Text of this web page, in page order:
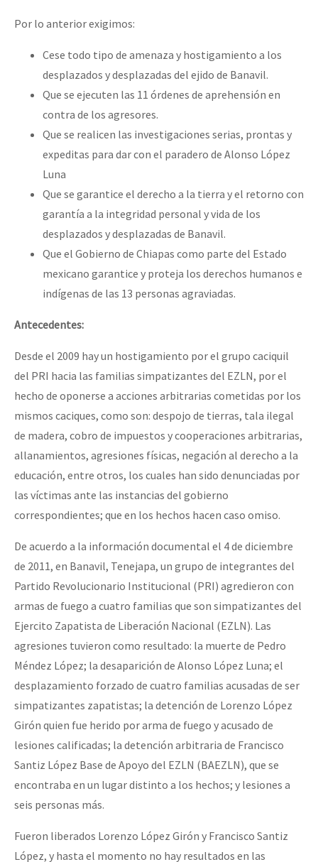
Por lo anterior exigimos:
Cese todo tipo de amenaza y hostigamiento a los
desplazados y desplazadas del ejido de Banavil.
Que se ejecuten las 11 órdenes de aprehensión en
contra de los agresores.
Que se realicen las investigaciones serias, prontas y
expeditas para dar con el paradero de Alonso López
Luna
Que se garantice el derecho a la tierra y el retorno con
garantía a la integridad personal y vida de los
desplazados y desplazadas de Banavil.
Que el Gobierno de Chiapas como parte del Estado
mexicano garantice y proteja los derechos humanos e
indígenas de las 13 personas agraviadas.
Antecedentes:
Desde el 2009 hay un hostigamiento por el grupo caciquil
del PRI hacia las familias simpatizantes del EZLN, por el
hecho de oponerse a acciones arbitrarias cometidas por los
mismos caciques, como son: despojo de tierras, tala ilegal
de madera, cobro de impuestos y cooperaciones arbitrarias,
allanamientos, agresiones físicas, negación al derecho a la
educación, entre otros, los cuales han sido denunciadas por
las víctimas ante las instancias del gobierno
correspondientes; que en los hechos hacen caso omiso.
De acuerdo a la información documental el 4 de diciembre
de 2011, en Banavil, Tenejapa, un grupo de integrantes del
Partido Revolucionario Institucional (PRI) agredieron con
armas de fuego a cuatro familias que son simpatizantes del
Ejercito Zapatista de Liberación Nacional (EZLN). Las
agresiones tuvieron como resultado: la muerte de Pedro
Méndez López; la desaparición de Alonso López Luna; el
desplazamiento forzado de cuatro familias acusadas de ser
simpatizantes zapatistas; la detención de Lorenzo López
Girón quien fue herido por arma de fuego y acusado de
lesiones calificadas; la detención arbitraria de Francisco
Santiz López Base de Apoyo del EZLN (BAEZLN), que se
encontraba en un lugar distinto a los hechos; y lesiones a
seis personas más.
Fueron liberados Lorenzo López Girón y Francisco Santiz
López, y hasta el momento no hay resultados en las